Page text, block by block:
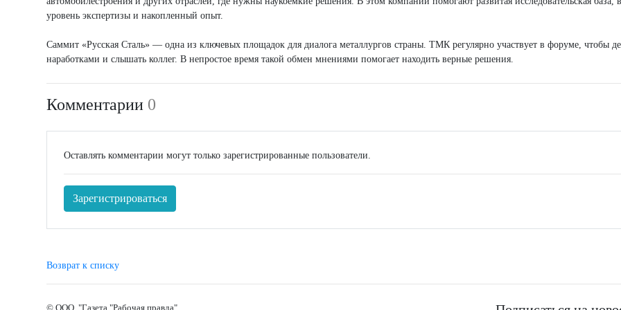
уровень экспертизы и накопленный опыт.
Саммит «Русская Сталь» — одна из ключевых площадок для диалога металлургов страны. ТМК регулярно участвует в форуме, чтобы
наработками и слышать коллег. В непростое время такой обмен мнениями помогает находить верные решения.
Комментарии 0
Оставлять комментарии могут только зарегистрированные пользователи.
Зарегистрироваться
Возврат к списку
© ООО "Газета "Рабочая правда"